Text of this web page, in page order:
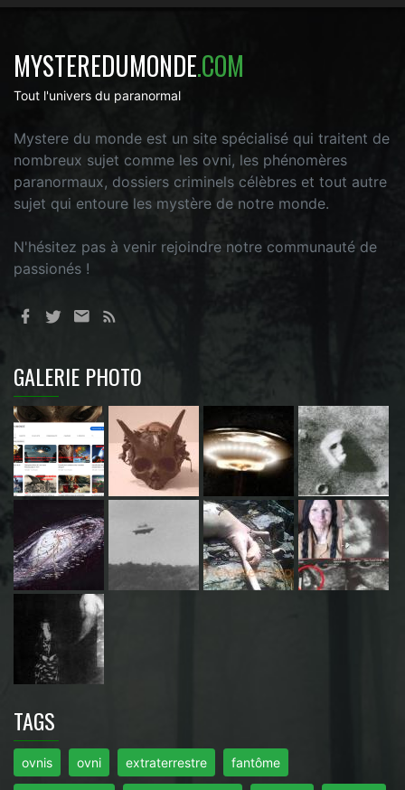
MYSTEREDUMONDE.COM
Tout l'univers du paranormal
Mystere du monde est un site spécialisé qui traitent de
nombreux sujet comme les ovni, les phénomères
paranormaux, dossiers criminels célèbres et tout autre
sujet qui entoure les mystère de notre monde.
N'hésitez pas à venir rejoindre notre communauté de
passionés !
GALERIE PHOTO
TAGS
ovnis ovni extraterrestre fantôme